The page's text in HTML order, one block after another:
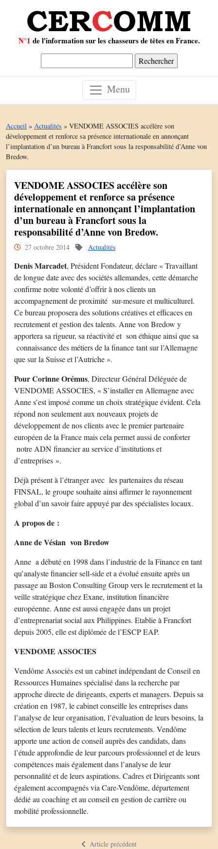
N°1 de l'information sur les chasseurs de têtes en France.
Menu
Accueil » Actualités » VENDOME ASSOCIES accélère son
développement et renforce sa présence internationale en annonçant
l’implantation d’un bureau à Francfort sous la responsabilité d’Anne von
Bredow.
VENDOME ASSOCIES accélère son
développement et renforce sa présence
internationale en annonçant l’implantation
d’un bureau à Francfort sous la
responsabilité d’Anne von Bredow.
27 octobre 2014 Actualités
Denis Marcadet, Président Fondateur, déclare « Travaillant
de longue date avec des sociétés allemandes, cette démarche
confirme notre volonté d’offrir à nos clients un
accompagnement de proximité sur-mesure et multiculturel.
Ce bureau proposera des solutions créatives et efficaces en
recrutement et gestion des talents. Anne von Bredow y
apportera sa rigueur, sa réactivité et son éthique ainsi que sa
connaissance des métiers de la finance tant sur l’Allemagne
que sur la Suisse et l’Autriche ».
Pour Corinne Orémus, Directeur Général Déléguée de
VENDOME ASSOCIES, « S’installer en Allemagne avec
Anne s’est imposé comme un choix stratégique évident. Cela
répond non seulement aux nouveaux projets de
développement de nos clients avec le premier partenaire
européen de la France mais cela permet aussi de conforter
notre ADN financier au service d’institutions et
d’entreprises ».
Déjà présent à l’étranger avec les partenaires du réseau
FINSAL, le groupe souhaite ainsi affirmer le rayonnement
global d’un savoir faire appuyé par des spécialistes locaux.
A propos de :
Anne de Vésian von Bredow
Anne a débuté en 1998 dans l’industrie de la Finance en tant
qu’analyste financier sell-side et a évolué ensuite après un
passage au Boston Consulting Group vers le recrutement et la
veille stratégique chez Exane, institution financière
européenne. Anne est aussi engagée dans un projet
d’entreprenariat social aux Philippines. Etablie à Francfort
depuis 2005, elle est diplômée de l’ESCP EAP.
VENDOME ASSOCIES
Vendôme Associés est un cabinet indépendant de Conseil en
Ressources Humaines spécialisé dans la recherche par
approche directe de dirigeants, experts et managers. Depuis sa
création en 1987, le cabinet conseille les entreprises dans
l’analyse de leur organisation, l’évaluation de leurs besoins, la
sélection de leurs talents et leurs recrutements. Vendôme
apporte une action de conseil auprès des candidats, dans
l’étude approfondie de leur parcours professionnel et de leurs
compétences mais également dans l’analyse de leur
personnalité et de leurs aspirations. Cadres et Dirigeants sont
également accompagnés via Care-Vendôme, département
dédié au coaching et au conseil en gestion de carrière ou
mobilité professionnelle.
Article précédent